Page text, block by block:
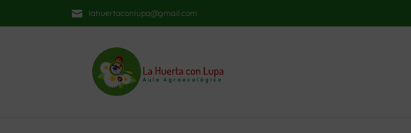
lahuertaconlupa@gmail.com